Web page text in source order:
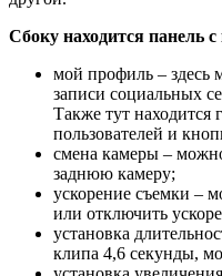
Сбоку находится панель
мой профиль – здесь
записи социальных
Также тут находится
пользователей и
смена камеры –
заднюю камеру;
ускорение съемки –
или отключить
установка
клипа 4,6 секунды,